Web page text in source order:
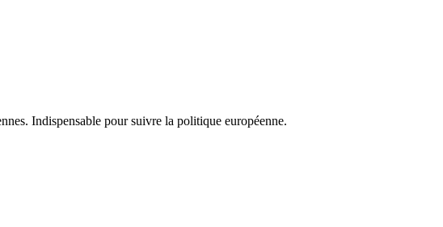
Indispensable pour suivre la politique européenne.